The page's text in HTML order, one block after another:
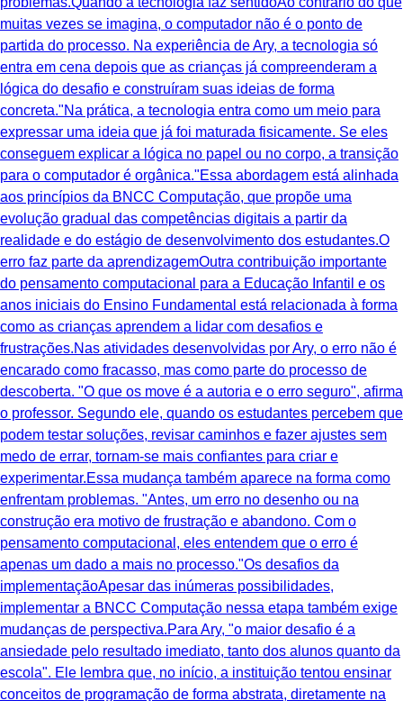
muitas vezes se imagina, o computador não é o ponto de
partida do processo. Na experiência de Ary, a tecnologia só
entra em cena depois que as crianças já compreenderam a
lógica do desafio e construíram suas ideias de forma
concreta."Na prática, a tecnologia entra como um meio para
expressar uma ideia que já foi maturada fisicamente. Se eles
conseguem explicar a lógica no papel ou no corpo, a transição
para o computador é orgânica."Essa abordagem está alinhada
aos princípios da BNCC Computação, que propõe uma
evolução gradual das competências digitais a partir da
realidade e do estágio de desenvolvimento dos estudantes.O
erro faz parte da aprendizagemOutra contribuição importante
do pensamento computacional para a Educação Infantil e os
anos iniciais do Ensino Fundamental está relacionada à forma
como as crianças aprendem a lidar com desafios e
frustrações.Nas atividades desenvolvidas por Ary, o erro não é
encarado como fracasso, mas como parte do processo de
descoberta. "O que os move é a autoria e o erro seguro", afirma
o professor. Segundo ele, quando os estudantes percebem que
podem testar soluções, revisar caminhos e fazer ajustes sem
medo de errar, tornam-se mais confiantes para criar e
experimentar.Essa mudança também aparece na forma como
enfrentam problemas. "Antes, um erro no desenho ou na
construção era motivo de frustração e abandono. Com o
pensamento computacional, eles entendem que o erro é
apenas um dado a mais no processo."Os desafios da
implementaçãoApesar das inúmeras possibilidades,
implementar a BNCC Computação nessa etapa também exige
mudanças de perspectiva.Para Ary, "o maior desafio é a
ansiedade pelo resultado imediato, tanto dos alunos quanto da
escola". Ele lembra que, no início, a instituição tentou ensinar
conceitos de programação de forma abstrata, diretamente na